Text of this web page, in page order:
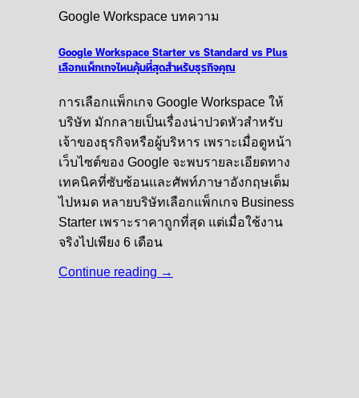
Google Workspace บทความ
Google Workspace Starter vs Standard vs Plus
เลือกแพ็กเกจไหนคุ้มที่สุดสำหรับธุรกิจคุณ
การเลือกแพ็กเกจ Google Workspace ให้
บริษัท มักกลายเป็นเรื่องน่าปวดหัวสำหรับ
เจ้าของธุรกิจหรือผู้บริหาร เพราะเมื่อดูหน้า
เว็บไซต์ของ Google จะพบรายละเอียดทาง
เทคนิคที่ซับซ้อนและศัพท์ภาษาอังกฤษเต็ม
ไปหมด หลายบริษัทเลือกแพ็กเกจ Business
Starter เพราะราคาถูกที่สุด แต่เมื่อใช้งาน
จริงไปเพียง 6 เดือน
Continue reading →